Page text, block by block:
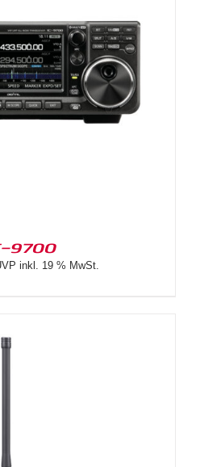
9700
inkl. 19 % MwSt.